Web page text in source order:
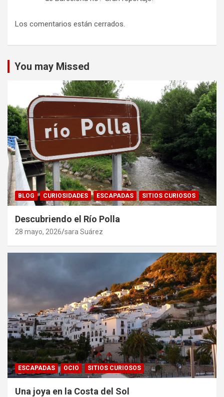
Los comentarios están cerrados.
You may Missed
BLOG CURIOSIDADES ESCAPADAS SITIOS CURIOSOS
Descubriendo el Río Polla
28 mayo, 2026 sara Suárez
ESCAPADAS OCIO SITIOS CURIOSOS
Una joya en la Costa del Sol